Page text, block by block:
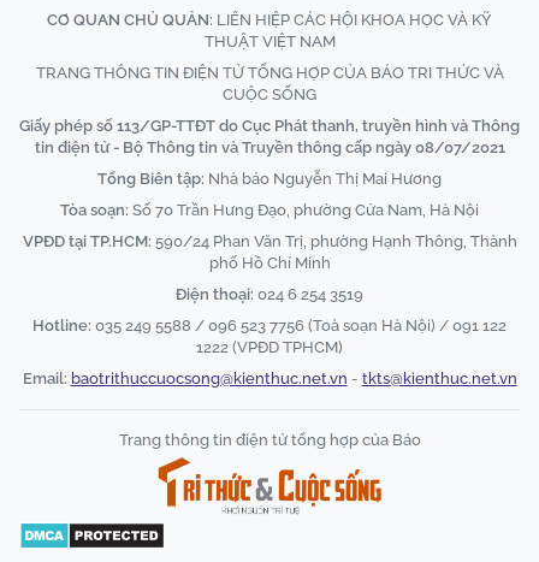
CƠ QUAN CHỦ QUẢN: LIÊN HIỆP CÁC HỘI KHOA HỌC VÀ KỸ
THUẬT VIỆT NAM
TRANG THÔNG TIN ĐIỆN TỬ TỔNG HỢP CỦA BÁO TRI THỨC VÀ
CUỘC SỐNG
Giấy phép số 113/GP-TTĐT do Cục Phát thanh, truyền hình và Thông
tin điện tử - Bộ Thông tin và Truyền thông cấp ngày 08/07/2021
Tổng Biên tập: Nhà báo Nguyễn Thị Mai Hương
Tòa soạn: Số 70 Trần Hưng Đạo, phường Cửa Nam, Hà Nội
VPĐD tại TP.HCM: 590/24 Phan Văn Trị, phường Hạnh Thông, Thành
phố Hồ Chí Minh
Điện thoại: 024 6 254 3519
Hotline: 035 249 5588 / 096 523 7756 (Toà soạn Hà Nội) / 091 122
1222 (VPĐD TPHCM)
Email: baotrithuccuocsong@kienthuc.net.vn - tkts@kienthuc.net.vn
Trang thông tin điện tử tổng hợp của Báo